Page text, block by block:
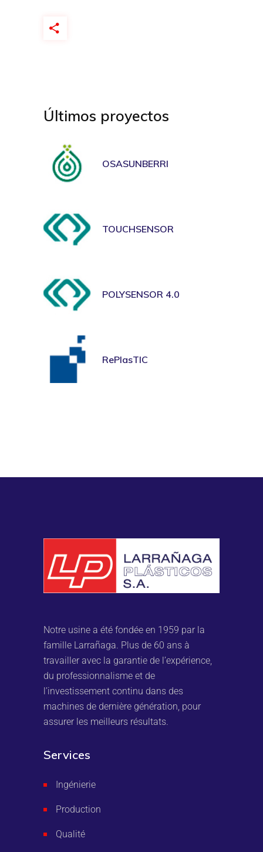
Últimos proyectos
OSASUNBERRI
TOUCHSENSOR
POLYSENSOR 4.0
RePlasTIC
Notre usine a été fondée en 1959 par la
famille Larrañaga. Plus de 60 ans à
travailler avec la garantie de l’expérience,
du professionnalisme et de
l’investissement continu dans des
machines de dernière génération, pour
assurer les meilleurs résultats.
Services
Ingénierie
Production
Qualité